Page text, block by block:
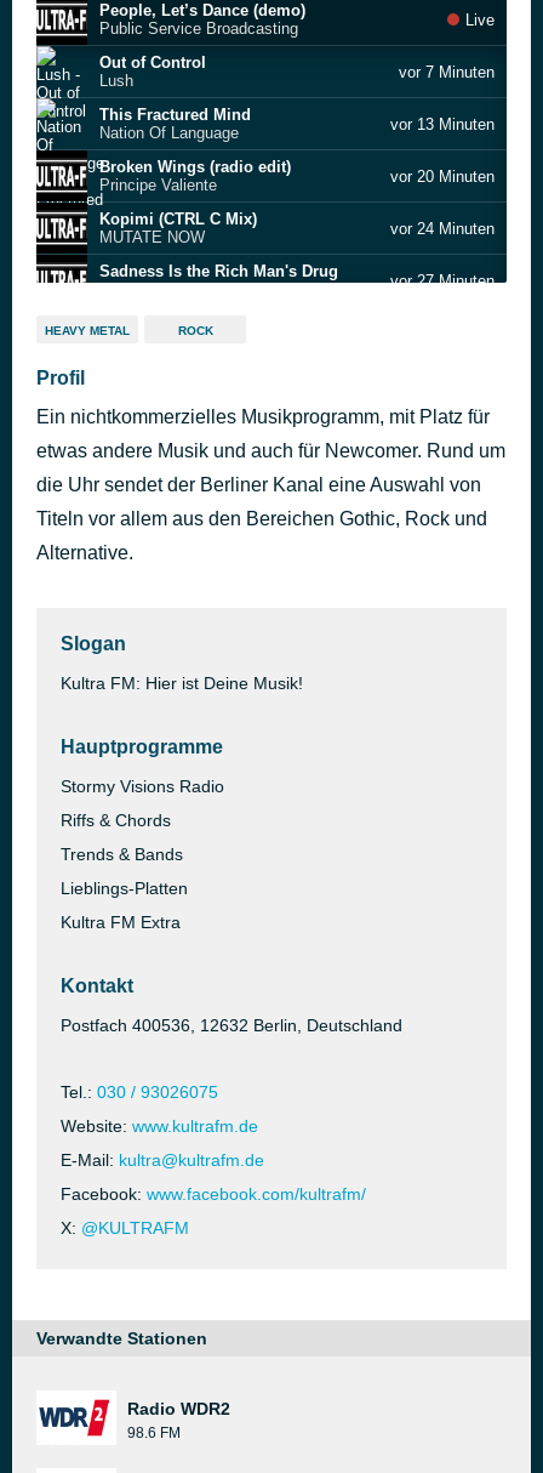
People, Let’s Dance (demo)
Public Service Broadcasting
Live
Out of Control
Lush
vor 7 Minuten
This Fractured Mind
Nation Of Language
vor 13 Minuten
Broken Wings (radio edit)
Principe Valiente
vor 20 Minuten
Kopimi (CTRL C Mix)
MUTATE NOW
vor 24 Minuten
Sadness Is the Rich Man's Drug
vor 27 Minuten
She Comes in the Fall
Rainbow Girl
P B S M
You can't be in Love
vor 42 Minuten
HEAVY METAL ROCK
Profil
Ein nichtkommerzielles Musikprogramm, mit Platz für
etwas andere Musik und auch für Newcomer. Rund um
die Uhr sendet der Berliner Kanal eine Auswahl von
Titeln vor allem aus den Bereichen Gothic, Rock und
Alternative.
Slogan
Kultra FM: Hier ist Deine Musik!
Hauptprogramme
Stormy Visions Radio
Riffs & Chords
Trends & Bands
Lieblings-Platten
Kultra FM Extra
Kontakt
Postfach 400536, 12632 Berlin, Deutschland
Tel.: 030 / 93026075
Website: www.kultrafm.de
E-Mail: kultra@kultrafm.de
Facebook: www.facebook.com/kultrafm/
X: @KULTRAFM
Verwandte Stationen
Radio WDR2
98.6 FM